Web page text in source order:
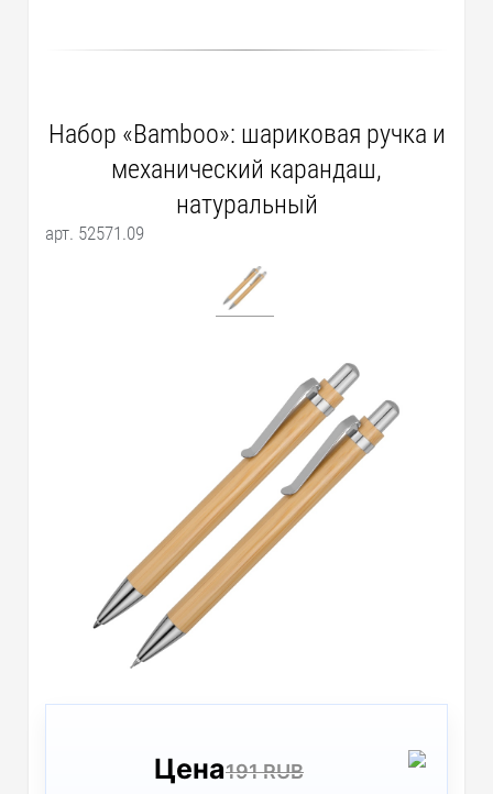
Набор «Bamboo»: шариковая ручка и
механический карандаш,
натуральный
арт. 52571.09
Цена191 RUB